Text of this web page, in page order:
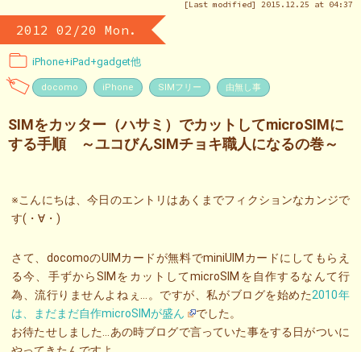
[Last modified] 2015.12.25 at 04:37
2012 02/20 Mon.
iPhone+iPad+gadget他
docomo iPhone SIMフリー 由無し事
SIMをカッター（ハサミ）でカットしてmicroSIMに
する手順 ～ユコびんSIMチョキ職人になるの巻～
※こんにちは、今日のエントリはあくまでフィクションなカンジで
す(・∀・)
さて、docomoのUIMカードが無料でminiUIMカードにしてもらえ
る今、手ずからSIMをカットしてmicroSIMを自作するなんて行
為、流行りませんよねぇ…。ですが、私がブログを始めた2010年
は、まだまだ自作microSIMが盛ん
でした。
お待たせしました…あの時ブログで言っていた事をする日がついに